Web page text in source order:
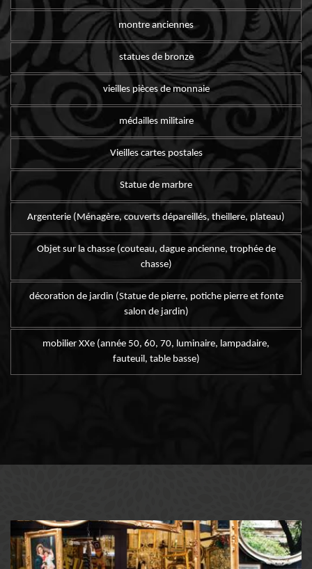
montre anciennes
statues de bronze
vieilles pièces de monnaie
médailles militaire
Vieilles cartes postales
Statue de marbre
Argenterie (Ménagère, couverts dépareillés, theillere, plateau)
Objet sur la chasse (couteau, dague ancienne, trophée de
chasse)
décoration de jardin (Statue de pierre, potiche pierre et fonte
salon de jardin)
mobilier XXe (année 50, 60, 70, luminaire, lampadaire,
fauteuil, table basse)